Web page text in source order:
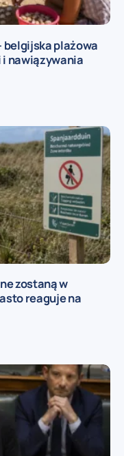
belgijska plażowa
nawiązywania
zostaną w
reaguje na